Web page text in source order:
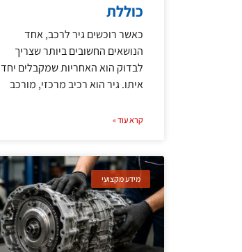
כוללת
כאשר רוכשים גיר לרכב, אחד
הנושאים החשובים ביותר שצריך
לבדוק הוא האחריות שמקבלים יחד
איתו. גיר הוא רכיב מרכזי, מורכב
קרא עוד »
מידע מקצועי